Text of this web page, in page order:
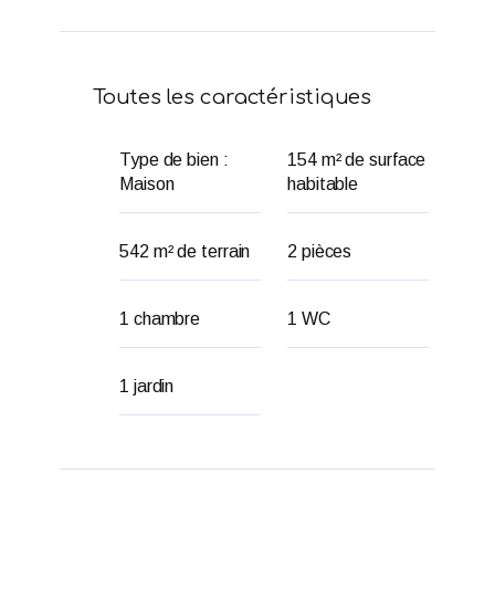
Toutes les caractéristiques
Type de bien :
Maison
154 m² de surface
habitable
542 m² de terrain 2 pièces
1 chambre 1 WC
1 jardin